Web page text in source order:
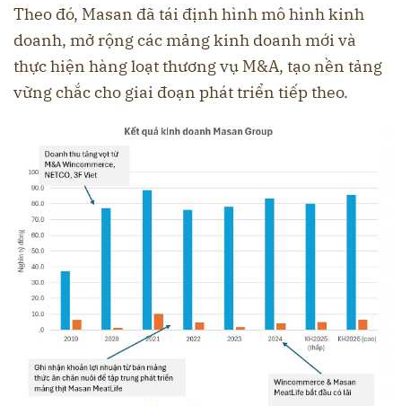
Theo đó, Masan đã tái định hình mô hình kinh
doanh, mở rộng các mảng kinh doanh mới và
thực hiện hàng loạt thương vụ M&A, tạo nền tảng
vững chắc cho giai đoạn phát triển tiếp theo.